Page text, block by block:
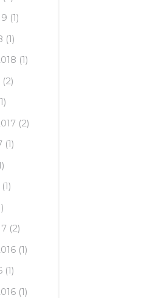
(1)
(1)
(1)
(2)
(2)
(1)
(1)
(2)
(1)
(1)
(1)